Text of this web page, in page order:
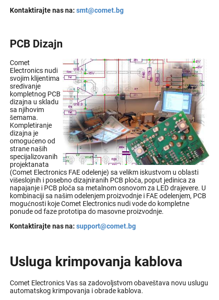
Kontaktirajte nas na: smt@comet.bg
PCB Dizajn
Comet
Electronics nudi
svojim klijentima
sređivanje
kompletnog PCB
dizajna u skladu
sa njihovim
šemama.
Kompletiranje
dizajna je
omogućeno od
strane naših
specijalizovanih
projektanata
(Comet Electronics FAE odelenje) sa velikm iskustvom u oblasti
višeslojnih i posebno dizajniranih PCB ploča, poput jedinica za
napajanje i PCB ploča sa metalnom osnovom za LED drajevere. U
kombinaciji sa našim odelenjem proizvodnje i FAE odelenjem, PCB
mogućnosti koje Comet Electronics nudi vode do kompletne
ponude od faze prototipa do masovne proizvodnje.
Kontaktirajte nas na: support@comet.bg
Usluga krimpovanja kablova
Comet Electronics Vas sa zadovoljstvom obaveštava novu uslugu
automatskog krimpovanja i obrade kablova.